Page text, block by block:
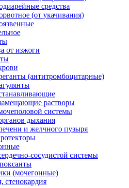
средства
(от укачивания)
от изжоги
(антитромбоцитарные)
растворы
системы
дыхания
и желчного пузыря
сосудистой системы
(мочегонные)
стенокардия